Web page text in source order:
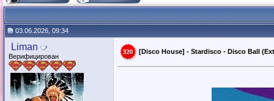
03.06.2026, 09:34
Liman
Верифицирован
[Disco House] - Stardisco - Disco Ball